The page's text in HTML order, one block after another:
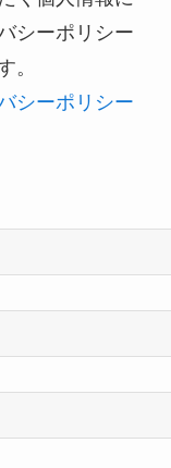
シーポリシー
。
シーポリシー